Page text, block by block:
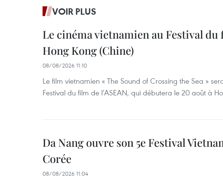
VOIR PLUS
Le cinéma vietnamien au Festival du
Hong Kong (Chine)
08/08/2026 11:10
Le film vietnamien « The Sound of Crossing the Sea »
Festival du film de l’ASEAN, qui débutera le 20 août à
Da Nang ouvre son 5e Festival
Corée
08/08/2026 11:04